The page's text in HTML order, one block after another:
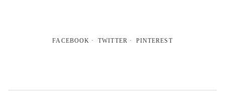
FACEBOOK TWITTER PINTEREST